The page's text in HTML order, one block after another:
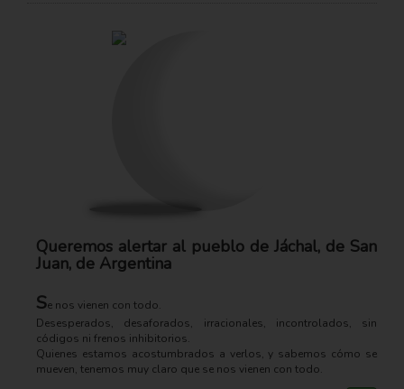
Queremos alertar al pueblo de Jáchal, de San
Juan, de Argentina
Se nos vienen con todo.
Desesperados, desaforados, irracionales, incontrolados, sin
códigos ni frenos inhibitorios.
Quienes estamos acostumbrados a verlos, y sabemos cómo se
mueven, tenemos muy claro que se nos vienen con todo.